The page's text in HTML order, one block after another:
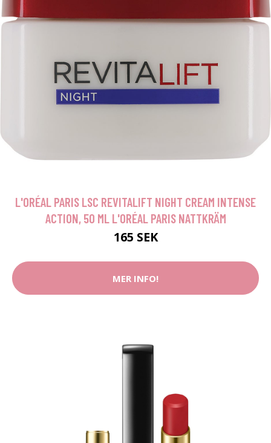
L'ORÉAL PARIS LSC REVITALIFT NIGHT CREAM INTENSE
ACTION, 50 ML L'ORÉAL PARIS NATTKRÄM
165 SEK
MER INFO!